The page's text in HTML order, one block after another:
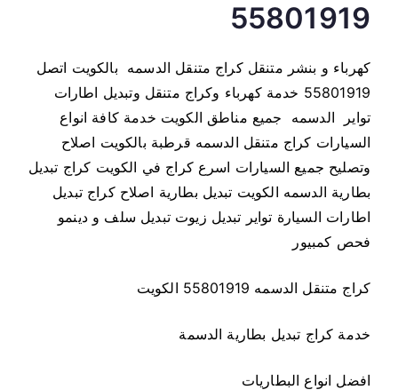
ج
م
ل
ا
ل
م
5
55801919
كهرباء و بنشر متنقل كراج متنقل الدسمه بالكويت اتصل
55801919 خدمة كهرباء وكراج متنقل وتبديل اطارات
تواير الدسمه جميع مناطق الكويت خدمة كافة انواع
السيارات كراج متنقل الدسمه قرطبة بالكويت اصلاح
وتصليح جميع السيارات اسرع كراج في الكويت كراج تبديل
بطارية الدسمه الكويت تبديل بطارية اصلاح كراج تبديل
اطارات السيارة تواير تبديل زيوت تبديل سلف و دينمو
فحص كمبيور
كراج متنقل الدسمه 55801919 الكويت
خدمة كراج تبديل بطارية الدسمة
افضل انواع البطاريات